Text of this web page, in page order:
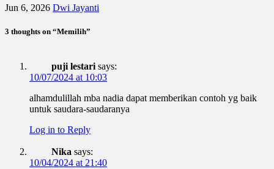
Jun 6, 2026 Dwi Jayanti
3 thoughts on “Memilih”
puji lestari says:
10/07/2024 at 10:03
alhamdulillah mba nadia dapat memberikan contoh yg baik
untuk saudara-saudaranya
Log in to Reply
Nika says:
10/04/2024 at 21:40